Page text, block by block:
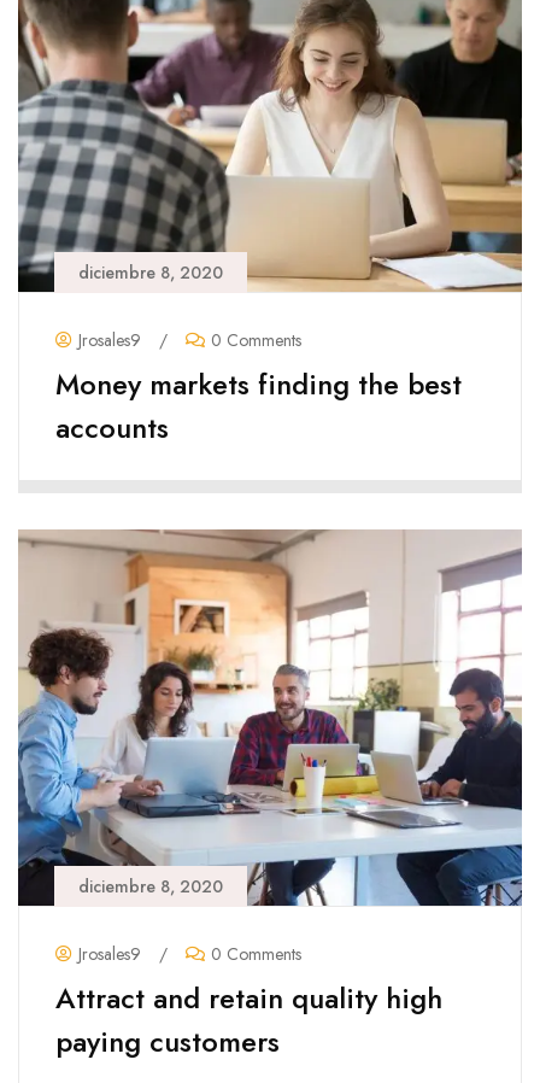
diciembre 8, 2020
Jrosales9 / 0 Comments
Money markets finding the best
accounts
diciembre 8, 2020
Jrosales9 / 0 Comments
Attract and retain quality high
paying customers